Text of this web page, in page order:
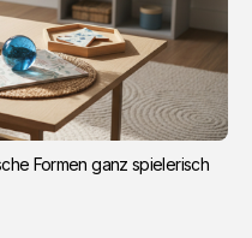
Formen ganz spielerisch